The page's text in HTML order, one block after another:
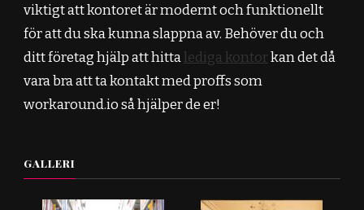
viktigt att kontoret är modernt och funktionellt
för att du ska kunna slappna av. Behöver du och
ditt företag hjälp att hittalediga kontorkan det då
vara bra att ta kontakt med proffs som
workaround.io så hjälper de er!
GALLERI